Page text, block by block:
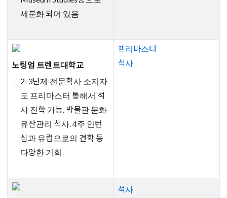
세분화 되어 있음
노팅엄 트렌트대학교
2-3년제 전문학사 소지자
도 프리마스터 통해서 석
사 진학 가능. 박물관 문화
유산관리 석사. 4주 인턴
십과 유럽으로의 견학 등
다양한 기회
프리마스터
석사
석사